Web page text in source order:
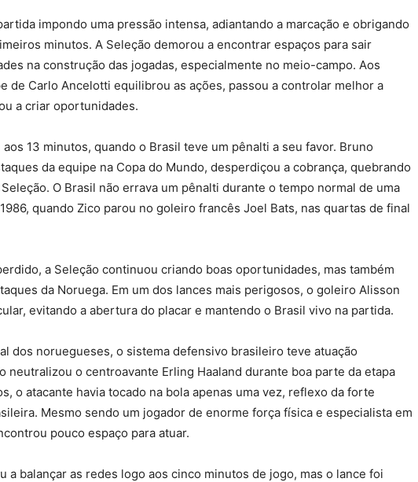
impondo uma pressão intensa, adiantando a marcação e obrigando
minutos. A Seleção demorou a encontrar espaços para sair
na construção das jogadas, especialmente no meio-campo. Aos
de Carlo Ancelotti equilibrou as ações, passou a controlar melhor a
a criar oportunidades.
13 minutos, quando o Brasil teve um pênalti a seu favor. Bruno
da equipe na Copa do Mundo, desperdiçou a cobrança, quebrando
O Brasil não errava um pênalti durante o tempo normal de uma
quando Zico parou no goleiro francês Joel Bats, nas quartas de final
a Seleção continuou criando boas oportunidades, mas também
da Noruega. Em um dos lances mais perigosos, o goleiro Alisson
evitando a abertura do placar e mantendo o Brasil vivo na partida.
dos noruegueses, o sistema defensivo brasileiro teve atuação
neutralizou o centroavante Erling Haaland durante boa parte da etapa
o atacante havia tocado na bola apenas uma vez, reflexo da forte
Mesmo sendo um jogador de enorme força física e especialista em
pouco espaço para atuar.
a balançar as redes logo aos cinco minutos de jogo, mas o lance foi